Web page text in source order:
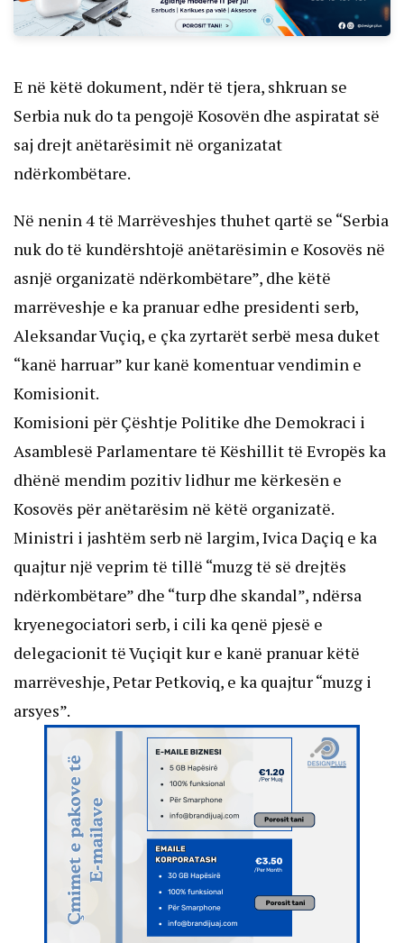
E në këtë dokument, ndër të tjera, shkruan se
Serbia nuk do ta pengojë Kosovën dhe aspiratat së
saj drejt anëtarësimit në organizatat
ndërkombëtare.
Në nenin 4 të Marrëveshjes thuhet qartë se “Serbia
nuk do të kundërshtojë anëtarësimin e Kosovës në
asnjë organizatë ndërkombëtare”, dhe këtë
marrëveshje e ka pranuar edhe presidenti serb,
Aleksandar Vuçiq, e çka zyrtarët serbë mesa duket
“kanë harruar” kur kanë komentuar vendimin e
Komisionit.
Komisioni për Çështje Politike dhe Demokraci i
Asamblesë Parlamentare të Këshillit të Evropës ka
dhënë mendim pozitiv lidhur me kërkesën e
Kosovës për anëtarësim në këtë organizatë.
Ministri i jashtëm serb në largim, Ivica Daçiq e ka
quajtur një veprim të tillë “muzg të së drejtës
ndërkombëtare” dhe “turp dhe skandal”, ndërsa
kryenegociatori serb, i cili ka qenë pjesë e
delegacionit të Vuçiqit kur e kanë pranuar këtë
marrëveshje, Petar Petkoviq, e ka quajtur “muzg i
arsyes”.